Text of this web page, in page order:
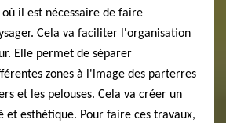
il est nécessaire de faire
Cela va faciliter l'organisation
Elle permet de séparer
zones à l'image des parterres
et les pelouses. Cela va créer un
et esthétique. Pour faire ces travaux,